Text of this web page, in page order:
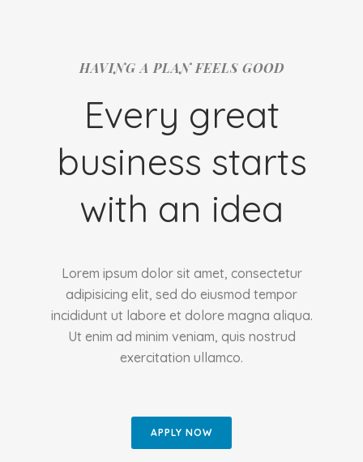
HAVING A PLAN FEELS GOOD
Every great
business starts
with an idea
Lorem ipsum dolor sit amet, consectetur
adipisicing elit, sed do eiusmod tempor
incididunt ut labore et dolore magna aliqua.
Ut enim ad minim veniam, quis nostrud
exercitation ullamco.
APPLY NOW